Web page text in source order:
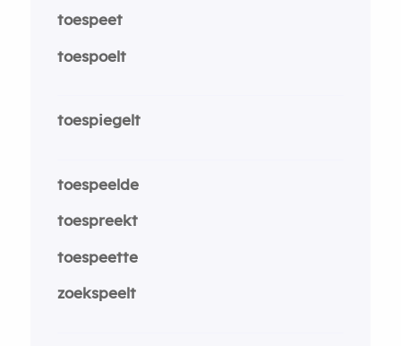
toespeet
toespoelt
toespiegelt
toespeelde
toespreekt
toespeette
zoekspeelt